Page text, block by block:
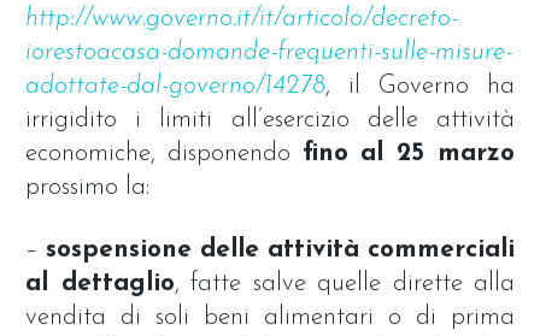
http://www.governo.it/it/articolo/decreto-
iorestoacasa-domande-frequenti-sulle-misure-
adottate-dal-governo/14278, il Governo ha
irrigidito i limiti all’esercizio delle attività
economiche, disponendo fino al 25 marzo
prossimo la:
– sospensione delle attività commerciali
al dettaglio, fatte salve quelle dirette alla
vendita di soli beni alimentari o di prima